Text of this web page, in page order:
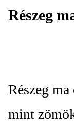
Részeg
Részeg
mint